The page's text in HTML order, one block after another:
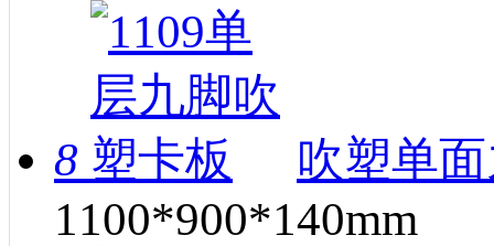
8
吹塑单
1100*900*140mm